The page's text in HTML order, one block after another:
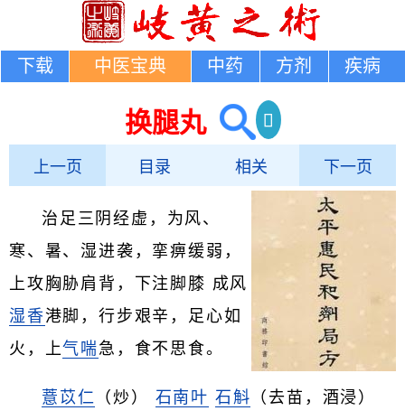
下载 中医宝典 中药 方剂 疾病
换腿丸
上一页 目录 相关 下一页
治足三阴经虚，为风、
寒、暑、湿进袭，挛痹缓弱，
上攻胸胁肩背，下注脚膝 成风
湿香港脚，行步艰辛，足心如
火，上气喘急，食不思食。
薏苡仁 （炒） 石南叶 石斛 （去苗，酒浸）